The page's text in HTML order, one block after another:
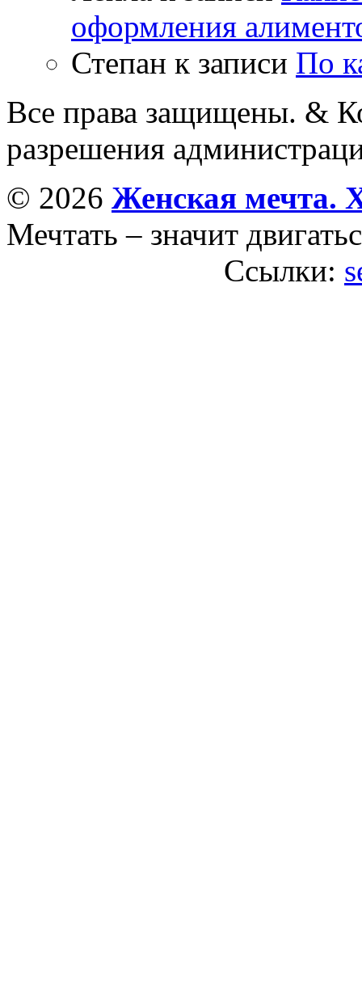
оформления
Степан к записи По
Все права защищены. &
разрешения
© 2026 Женская мечта.
Мечтать – значит
Ссылки: